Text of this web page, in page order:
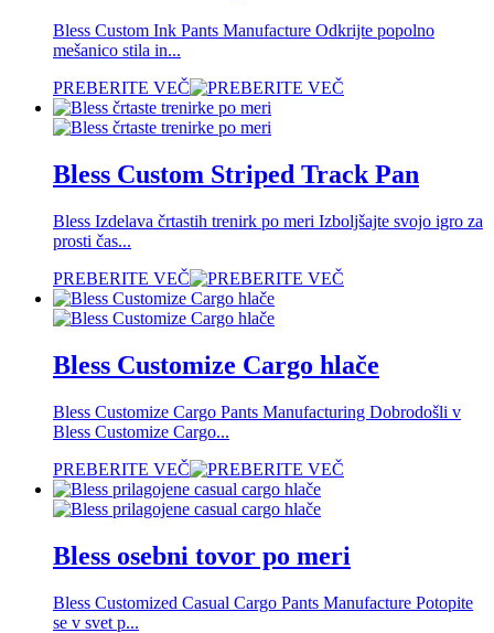
Bless Custom Ink Pants Manufacture Odkrijte popolno
mešanico stila in...
PREBERITE VEČ
Bless Custom Striped Track Pan
Bless Izdelava črtastih trenirk po meri Izboljšajte svojo igro za
prosti čas...
PREBERITE VEČ
Bless Customize Cargo hlače
Bless Customize Cargo Pants Manufacturing Dobrodošli v
Bless Customize Cargo...
PREBERITE VEČ
Bless osebni tovor po meri
Bless Customized Casual Cargo Pants Manufacture Potopite
se v svet p...